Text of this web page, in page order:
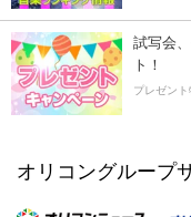
試写会
ト！
プレゼント
オリコングループ